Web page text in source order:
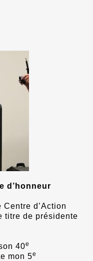
d’honneur
d’Action
titre de présidente
40e
mon 5e